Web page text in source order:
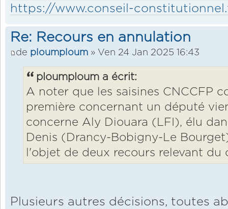
https://www.conseil-
Re: Recours en annulation
de ploumploum » Ven 24 Jan 2025 16:43
ploumploum a écrit:
A noter que les saisines CNCCFP
première concernant un député
concerne Aly Diouara (LFI), élu
Denis (Drancy-Bobigny-Le
l'objet de deux recours relevant du
Plusieurs autres décisions, toutes